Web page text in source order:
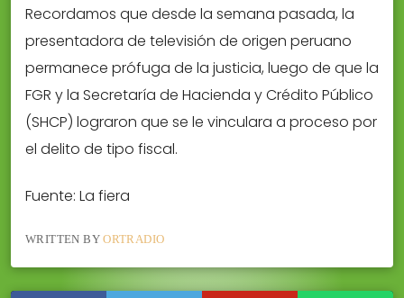
Recordamos que desde la semana pasada, la
presentadora de televisión de origen peruano
permanece prófuga de la justicia, luego de que la
FGR y la Secretaría de Hacienda y Crédito Público
(SHCP) lograron que se le vinculara a proceso por
el delito de tipo fiscal.
Fuente: La fiera
WRITTEN BYORTRADIO